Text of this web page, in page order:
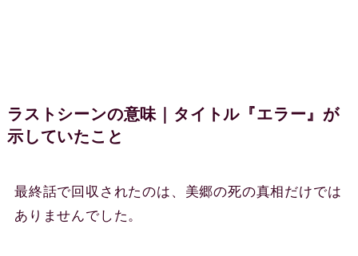
ラストシーンの意味｜タイトル『エラー』が
示していたこと
最終話で回収されたのは、美郷の死の真相だけでは
ありませんでした。